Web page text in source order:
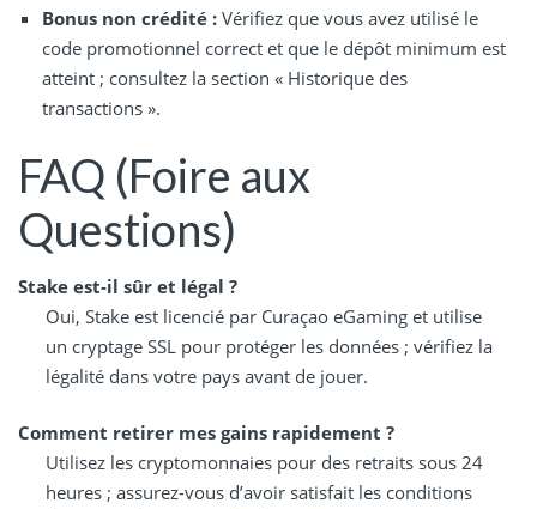
Bonus non crédité : Vérifiez que vous avez utilisé le
code promotionnel correct et que le dépôt minimum est
atteint ; consultez la section « Historique des
transactions ».
FAQ (Foire aux
Questions)
Stake est-il sûr et légal ?
Oui, Stake est licencié par Curaçao eGaming et utilise
un cryptage SSL pour protéger les données ; vérifiez la
légalité dans votre pays avant de jouer.
Comment retirer mes gains rapidement ?
Utilisez les cryptomonnaies pour des retraits sous 24
heures ; assurez-vous d’avoir satisfait les conditions